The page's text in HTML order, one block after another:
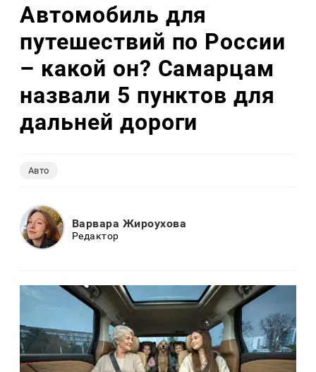
Автомобиль для
путешествий по России
– какой он? Самарцам
назвали 5 пунктов для
дальней дороги
Авто
Варвара Жироухова
Редактор